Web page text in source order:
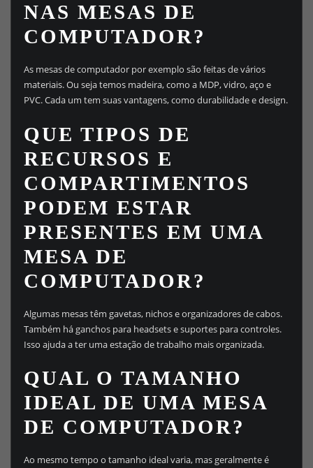
NAS MESAS DE
COMPUTADOR?
As mesas de computador por exemplo são feitas de vários
materiais. Ou seja temos madeira, como a MDP, vidro, aço e
PVC. Cada um tem suas vantagens, como durabilidade e design.
QUE TIPOS DE
RECURSOS E
COMPARTIMENTOS
PODEM ESTAR
PRESENTES EM UMA
MESA DE
COMPUTADOR?
Algumas mesas têm gavetas, nichos e organizadores de cabos.
Também há ganchos para headsets e suportes para controles.
Isso ajuda a ter uma estação de trabalho mais organizada.
QUAL O TAMANHO
IDEAL DE UMA MESA
DE COMPUTADOR?
Ao mesmo tempo o tamanho ideal varia, mas geralmente é